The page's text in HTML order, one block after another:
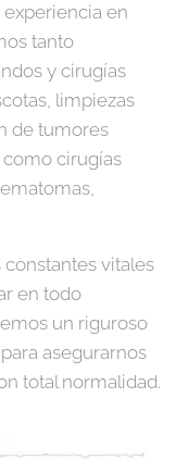
en
tanto
y cirugías
limpiezas
de tumores
como cirugías
vitales
en todo
un riguroso
asegurarnos
total normalidad.